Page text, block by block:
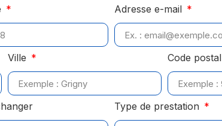
Adresse e-mail
Ville Code postal
Type de prestation